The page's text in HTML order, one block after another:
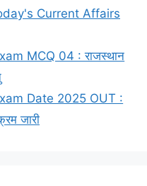
Current Affairs
MCQ 04 : राजस्थान
Date 2025 OUT :
जारी